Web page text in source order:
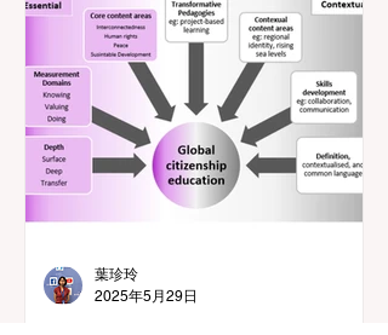
葉珍玲
2025年5月29日